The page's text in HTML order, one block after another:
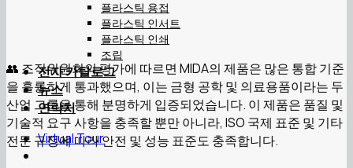
플라스틱 용접
플라스틱 인서트
플라스틱 인쇄
조립
전자 카탈로그
뉴스
연락처
Virtual Tour
👥 조직위원회의 평가에 따르면 MIDA의 제품은 많은 통합 기준
을 훌륭하게 통과했으며, 이는 금형 공학 및 의료용품이라는 두
산업 그룹을 통해 분명하게 입증되었습니다. 이 제품은 품질 및
기술적 요구 사항을 충족할 뿐만 아니라, ISO 국제 표준 및 기타
전문 규정에 따라 안전 및 성능 표준도 충족합니다.